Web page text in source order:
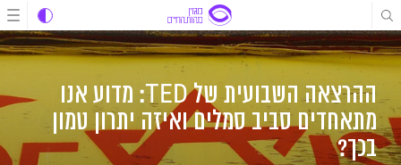
דלג
לתוכן
דלג
לתוכן
דלג
לניווט
ההרצאה השבועית של TED: מדוע אנו
מתאחדים סביב סמלים ואיזה יתרון טמון
בכך?